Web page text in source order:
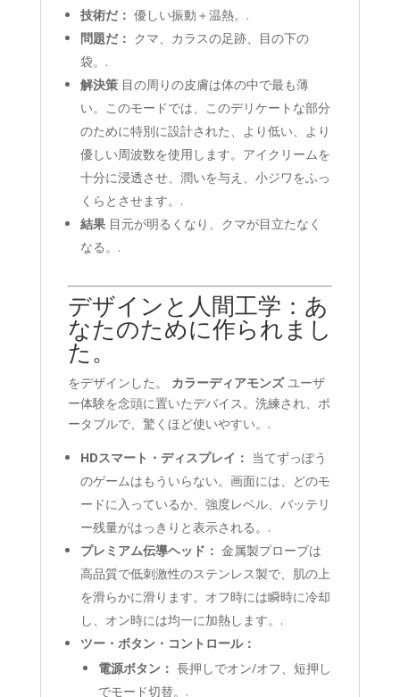
技術だ： 優しい振動＋温熱。.
問題だ： クマ、カラスの足跡、目の下の
袋。.
解決策目の周りの皮膚は体の中で最も薄
い。このモードでは、このデリケートな部分
のために特別に設計された、より低い、より
優しい周波数を使用します。アイクリームを
十分に浸透させ、潤いを与え、小ジワをふっ
くらとさせます。.
結果目元が明るくなり、クマが目立たなく
なる。.
デザインと人間工学：あ
なたのために作られまし
た。
をデザインした。 カラーディアモンズユーザ
ー体験を念頭に置いたデバイス。洗練され、ポ
ータブルで、驚くほど使いやすい。.
HDスマート・ディスプレイ： 当てずっぽう
のゲームはもういらない。画面には、どのモ
ードに入っているか、強度レベル、バッテリ
ー残量がはっきりと表示される。.
プレミアム伝導ヘッド： 金属製プローブは
高品質で低刺激性のステンレス製で、肌の上
を滑らかに滑ります。オフ時には瞬時に冷却
し、オン時には均一に加熱します。.
ツー・ボタン・コントロール：
電源ボタン： 長押しでオン/オフ、短押し
でモード切替。.